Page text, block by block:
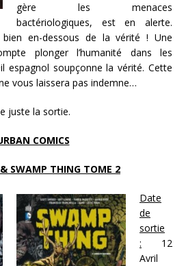
gère les menaces
bactériologiques, est en alerte.
en-dessous de la vérité ! Une
plonger l’humanité dans les
espagnol soupçonne la vérité. Cette
vous laissera pas indemne…
juste la sortie.
COMICS
SWAMP THING TOME 2
Date
de
sortie
: 12
Avril